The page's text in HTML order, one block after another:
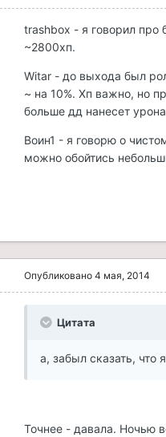
trashbox - я говорил
~2800хп.
Witar - до выхода был
~ на 10%. Хп важно, но
больше дд нанесет
Воин1 - я говорю о
можно обойтись
Опубликовано 4 мая, 2014
Цитата
а, забыл сказать,
Точнее - давала. Ночью